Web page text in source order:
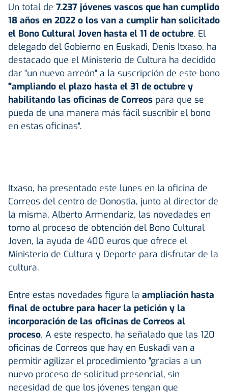
Un total de 7.237 jóvenes vascos que han cumplido
18 años en 2022 o los van a cumplir han solicitado
el Bono Cultural Joven hasta el 11 de octubre. El
delegado del Gobierno en Euskadi, Denis Itxaso, ha
destacado que el Ministerio de Cultura ha decidido
dar "un nuevo arreón" a la suscripción de este bono
"ampliando el plazo hasta el 31 de octubre y
habilitando las oficinas de Correos para que se
pueda de una manera más fácil suscribir el bono
en estas oficinas".
Itxaso, ha presentado este lunes en la oficina de
Correos del centro de Donostia, junto al director de
la misma, Alberto Armendariz, las novedades en
torno al proceso de obtención del Bono Cultural
Joven, la ayuda de 400 euros que ofrece el
Ministerio de Cultura y Deporte para disfrutar de la
cultura.
Entre estas novedades figura la ampliación hasta
final de octubre para hacer la petición y la
incorporación de las oficinas de Correos al
proceso. A este respecto, ha señalado que las 120
oficinas de Correos que hay en Euskadi van a
permitir agilizar el procedimiento "gracias a un
nuevo proceso de solicitud presencial, sin
necesidad de que los jóvenes tengan que